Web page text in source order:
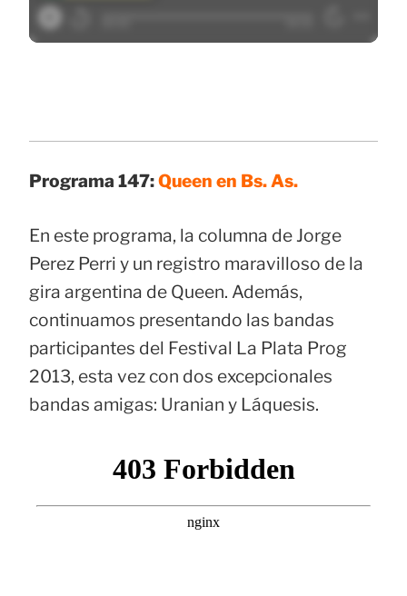
Programa 147:Queen en Bs. As.
En este programa, la columna de Jorge
Perez Perri y un registro maravilloso de la
gira argentina de Queen. Además,
continuamos presentando las bandas
participantes del Festival La Plata Prog
2013, esta vez con dos excepcionales
bandas amigas: Uranian y Láquesis.